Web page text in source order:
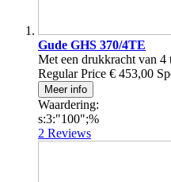
Gude GHS 370/4TE
Met een drukkracht van 4
Regular Price € 453,00
Meer info
Waardering:
s:3:"100";%
2 Reviews